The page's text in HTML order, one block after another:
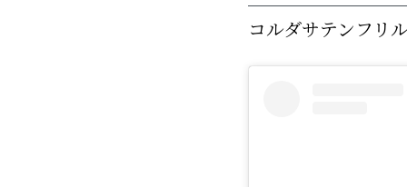
コルダサテンフリ